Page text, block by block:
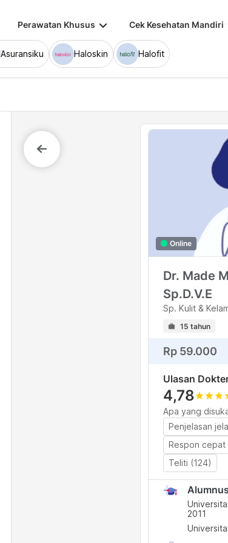
Perawatan Khusus keyboard_arrow_down Cek Kesehatan Mandiri
Asuransiku Haloskin Halofit
Online
Dr. Made
Sp.D.V.E
Sp. Kulit &
15 tahun
Rp 59.000
Ulasan
4,78starstarstar
Apa yang
Penjelasan
Respon cepat
Teliti (124)
Alumnus
2011